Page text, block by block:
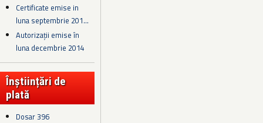
Certificate emise in
luna septembrie 201...
Autorizații emise în
luna decembrie 2014
Înștiințări de
plată
Dosar 396